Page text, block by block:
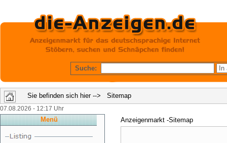
Suche:
Sie befinden sich hier --> Sitemap
07.08.2026 - 12:17 Uhr
Menü Anzeigenmarkt -Sitemap